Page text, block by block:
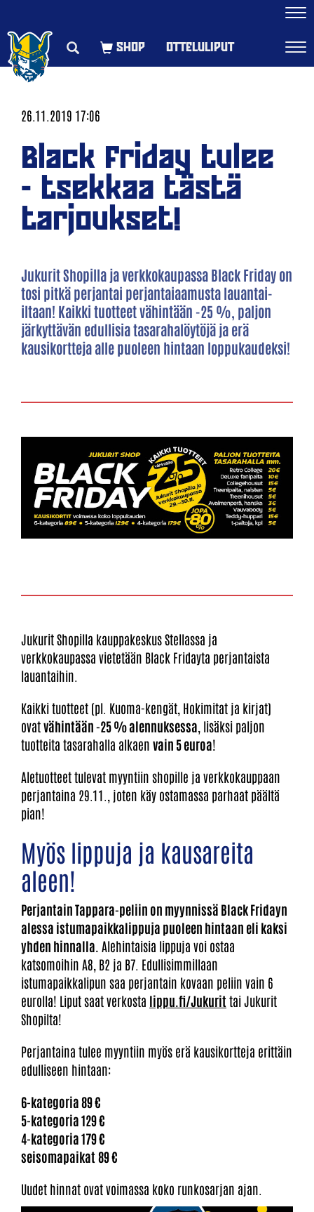
OTTELULIPUT
26.11.2019 17:06
Black Friday tulee
- tsekkaa tästä
tarjoukset!
Jukurit Shopilla ja verkkokaupassa Black Friday on
tosi pitkä perjantai perjantaiaamusta lauantai-
iltaan! Kaikki tuotteet vähintään -25 %, paljon
järkyttävän edullisia tasarahalöytöjä ja erä
kausikortteja alle puoleen hintaan loppukaudeksi!
Jukurit Shopilla kauppakeskus Stellassa ja
verkkokaupassa vietetään Black Fridayta perjantaista
lauantaihin.
Kaikki tuotteet (pl. Kuoma-kengät, Hokimitat ja kirjat)
ovatvähintään -25 % alennuksessa , lisäksi paljon
tuotteita tasarahalla alkaen vain 5 euroa!
Aletuotteet tulevat myyntiin shopille ja verkkokauppaan
perjantaina 29.11., joten käy ostamassa parhaat päältä
pian!
Myös lippuja ja kausareita
aleen!
Perjantain Tappara-peliin on myynnissä Black Fridayn
alessa istumapaikkalippuja puoleen hintaan eli kaksi
yhden hinnalla. Alehintaisia lippuja voi ostaa
katsomoihin A8, B2 ja B7. Edullisimmillaan
istumapaikkalipun saa perjantain kovaan peliin vain 6
eurolla! Liput saat verkosta lippu.fi/Jukurit tai Jukurit
Shopilta!
Perjantaina tulee myyntiin myös erä kausikortteja erittäin
edulliseen hintaan:
6-kategoria 89 €
5-kategoria 129 €
4-kategoria 179 €
seisomapaikat 89 €
Uudet hinnat ovat voimassa koko runkosarjan ajan.